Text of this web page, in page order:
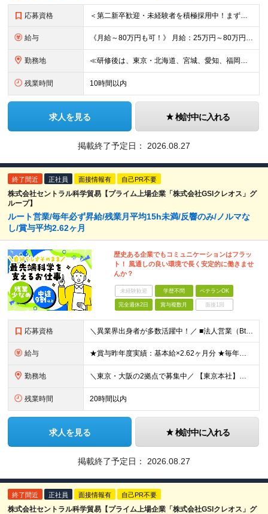
応募資格 ＜第二新卒歓迎・未経験者を積極採用中！まずは直接お話しましょう＞ ◆転職回数は一切不問！ ◆学歴不問 ◆未経験OK 《代表取締役副社長の杉木が採用で心がけていること》 どこで才能が開花するかわからな
給与 《月給～80万円も可！》 月給：25万円～80万円＋賞与年2回 ※残業代は別途支給します ※試用期間は2ヶ月（待遇・給与・雇用形態に差異はありません） ※経験・スキルに応じて決定します
勤務地 ≪研修後は、東京・北海道、宮城、愛知、福岡の各拠点へ配属！≫ ▼本社 東京都港区六本木4丁目1番16号 六本木ハイツB1階 （研修地：首都圏の支店にて） ▼研修後の配属先 東京都、北海道、宮城県、
残業時間 10時間以内
求人を見る 検討中に入れる
掲載終了予定日： 2026.08.27
終了間近 正社員 面接情報有 自己PR不要
株式会社セントラル科学貿易【プライム上場企業「株式会社GSIクレオス」グ
ループ】
ルート営業/毎年必ず昇給/残業月平均15h未満/反響のみ/ノルマな
し/賞与平均2.62ヶ月
歴史ある企業でもコミュニケーションはフラッ
ト！ 風通しの良い環境で長く安定的に働きませ
んか？
未経験歓迎 学歴不問 ベテランOK
完全週休2日 賞与複数月 面接1回
応募資格 ＼異業界出身者が多数活躍中！／ ■法人営業（BtoB）の経験をお持ちの方 ■普通自動車免許（AT限定可）をお持ちの方※入社までの取得可 ■理系のバックグラウンドをお持ちの方 （バイオサイエンスや自然科
給与 ★賞与昨年度実績：基本給×2.62ヶ月分 ★毎年必ず昇給する経験給制度あり！ ■月給：23万5000円〜45万円＋賞与年2回 ※経験・スキルを考慮し、当社規定の「バンド（等級）」に合わせて決定します
勤務地 ＼東京・大阪の2拠点で募集中／ 【東京本社】東京都江東区亀戸1-28-6 【大阪支店】大阪府大阪市東淀川区東中島1-13-25 ※ご希望の勤務地を考慮します。当面転勤は想定していません。 ご本人の希
残業時間 20時間以内
求人を見る 検討中に入れる
掲載終了予定日： 2026.08.27
終了間近 正社員 面接情報有 自己PR不要
株式会社セントラル科学貿易【プライム上場企業「株式会社GSIクレオス」グ